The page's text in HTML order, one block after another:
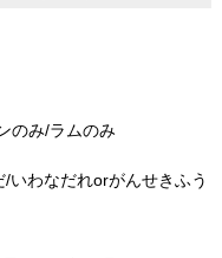
のみ/ラムのみ
いわなだれorがんせきふう